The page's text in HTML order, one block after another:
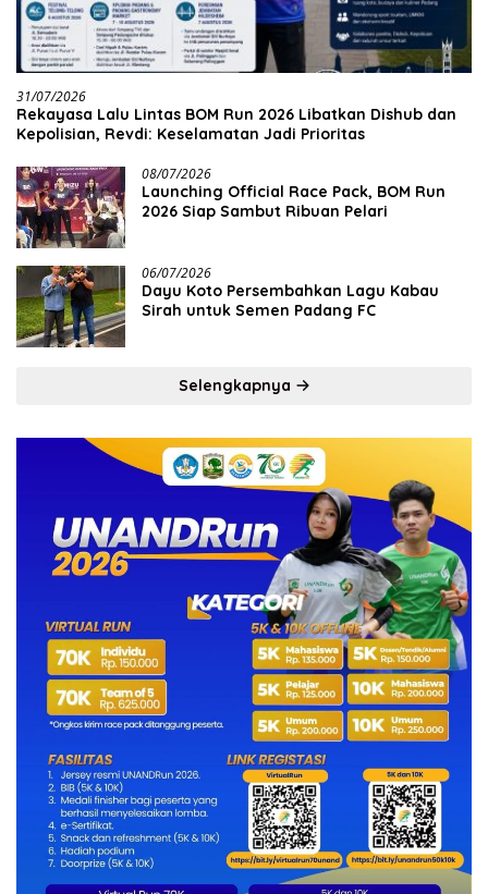
31/07/2026
Rekayasa Lalu Lintas BOM Run 2026 Libatkan Dishub dan
Kepolisian, Revdi: Keselamatan Jadi Prioritas
08/07/2026
Launching Official Race Pack, BOM Run
2026 Siap Sambut Ribuan Pelari
06/07/2026
Dayu Koto Persembahkan Lagu Kabau
Sirah untuk Semen Padang FC
Selengkapnya